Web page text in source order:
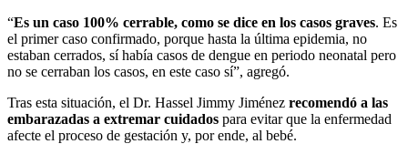
“Es un caso 100% cerrable, como se dice en los casos graves. Es
el primer caso confirmado, porque hasta la última epidemia, no
estaban cerrados, sí había casos de dengue en periodo neonatal pero
no se cerraban los casos, en este caso sí”, agregó.
Tras esta situación, el Dr. Hassel Jimmy Jiménez recomendó a las
embarazadas a extremar cuidados para evitar que la enfermedad
afecte el proceso de gestación y, por ende, al bebé.